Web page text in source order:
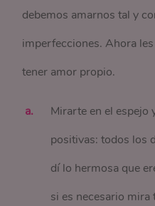
debemos amarnos tal y
imperfecciones. Ahora
tener amor propio.
Mirarte en el espejo
positivas: todos los
dí lo hermosa que
si es necesario mira